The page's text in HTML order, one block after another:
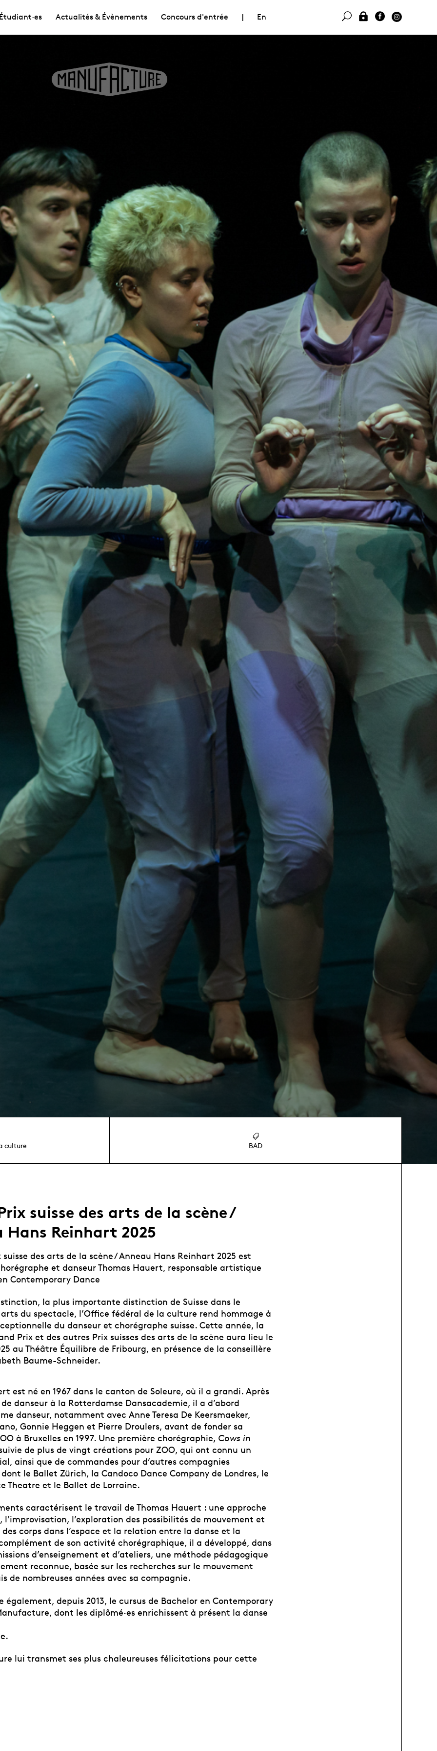
Actualités & Évènements Concours d'entrée | En
culture BAD
suisse des arts de la scène /
Hans Reinhart 2025
suisse des arts de la scène / Anneau Hans Reinhart 2025 est
et danseur Thomas Hauert, responsable artistique
Contemporary Dance
la plus importante distinction de Suisse dans le
du spectacle, l’Office fédéral de la culture rend hommage à
du danseur et chorégraphe suisse. Cette année, la
Prix et des autres Prix suisses des arts de la scène aura lieu le
au Théâtre Équilibre de Fribourg, en présence de la conseillère
Baume-Schneider.
est né en 1967 dans le canton de Soleure, où il a grandi. Après
danseur à la Rotterdamse Dansacademie, il a d’abord
danseur, notamment avec Anne Teresa De Keersmaeker,
Gonnie Heggen et Pierre Droulers, avant de fonder sa
à Bruxelles en 1997. Une première chorégraphie, Cows in
de plus de vingt créations pour ZOO, qui ont connu un
ainsi que de commandes pour d’autres compagnies
dont le Ballet Zürich, la Candoco Dance Company de Londres, le
Theatre et le Ballet de Lorraine.
caractérisent le travail de Thomas Hauert : une approche
l’exploration des possibilités de mouvement et
corps dans l’espace et la relation entre la danse et la
de son activité chorégraphique, il a développé, dans
d’enseignement et d’ateliers, une méthode pédagogique
reconnue, basée sur les recherches sur le mouvement
de nombreuses années avec sa compagnie.
également, depuis 2013, le cursus de Bachelor en Contemporary
dont les diplômé·es enrichissent à présent la danse
lui transmet ses plus chaleureuses félicitations pour cette